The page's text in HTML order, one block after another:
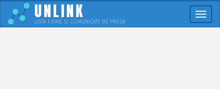
UNLINK
LISTA FIRME SI COMUNICATE DE PRESA